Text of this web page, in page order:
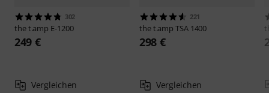
302
the t.amp E-1200
249 €
Vergleichen
221
the t.amp TSA 1400
298 €
Vergleichen